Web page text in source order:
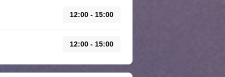
12:00 - 15:00
12:00 - 15:00